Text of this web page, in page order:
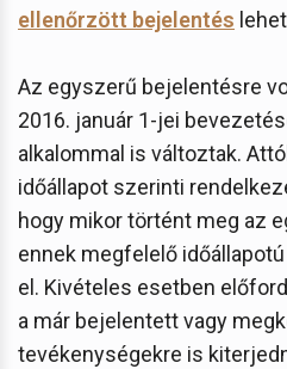
ellenőrzött bejelentés
Az egyszerű bejelentésre
2016. január 1-jei
alkalommal is változtak.
időállapot szerinti
hogy mikor történt meg az
ennek megfelelő
el. Kivételes esetben
a már bejelentett vagy
tevékenységekre is